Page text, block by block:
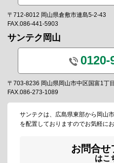
〒712-8012 岡山県倉敷市連島5-2-43
FAX.086-441-5903
サンテク岡山
0120-
〒703-8236 岡山県岡山市中区国富1丁
FAX.086-273-1089
サンテクは、広島県東部から岡山
を配置しておりますのでお気軽に
お問合せ
はこ